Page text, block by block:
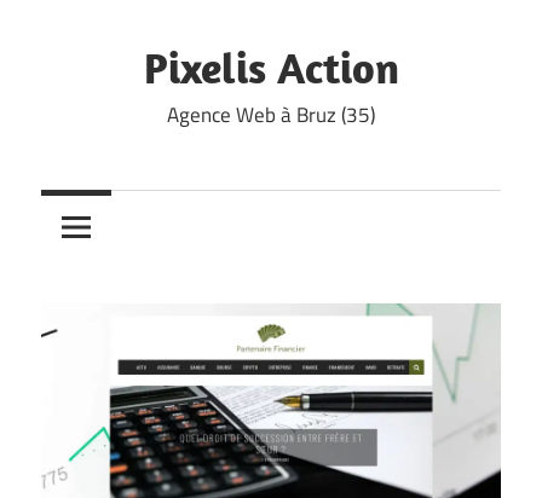
Pixelis Action
Agence Web à Bruz (35)